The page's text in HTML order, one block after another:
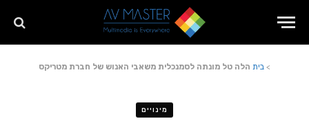
> בית הלה טל מונתה לסמנכלית משאבי האנוש של חברת מטריקס
מינויים